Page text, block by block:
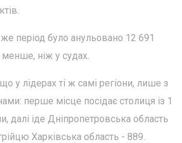
період було анульовано 12 691
ніж у судах.
у лідерах ті ж самі регіони, лише з
перше місце посідає столиця із 1
далі іде Дніпропетровська область
Харківська область - 889.